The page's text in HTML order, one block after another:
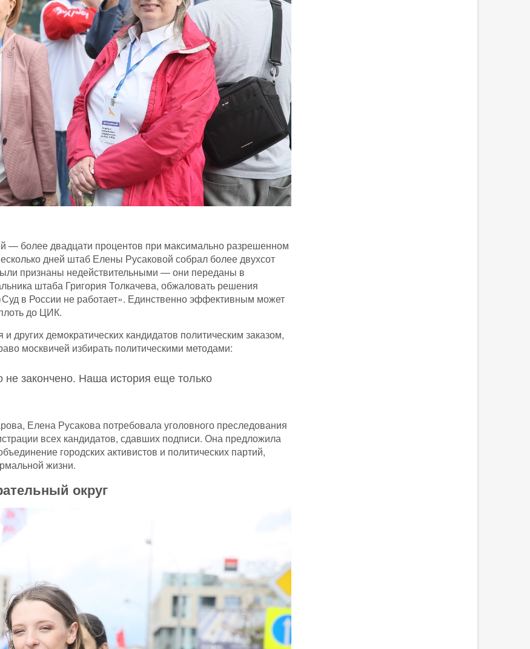
— более двадцати процентов при максимально разрешенном
дней штаб Елены Русаковой собрал более двухсот
признаны недействительными — они переданы в
штаба Григория Толкачева, обжаловать решения
в России не работает». Единственно эффективным может
до ЦИК.
других демократических кандидатов политическим заказом,
москвичей избирать политическими методами:
не закончено. Наша история еще только
Елена Русакова потребовала уголовного преследования
всех кандидатов, сдавших подписи. Она предложила
городских активистов и политических партий,
жизни.
округ